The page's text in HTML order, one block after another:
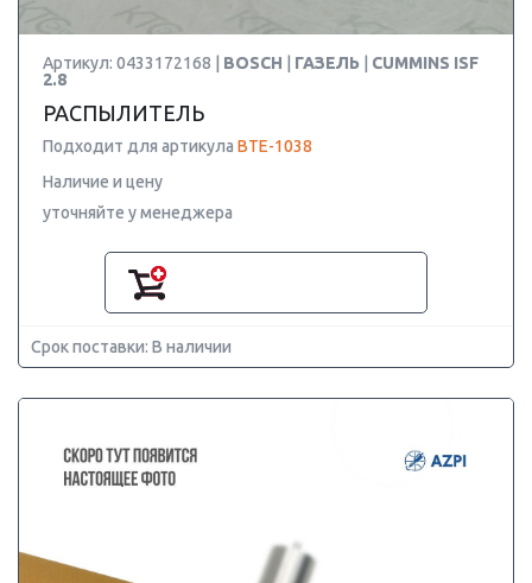
Артикул: 0433172168 | BOSCH ГАЗЕЛЬ
CUMMINS ISF
2.8
РАСПЫЛИТЕЛЬ
Подходит для артикула BTE-1038
Наличие и цену
уточняйте у менеджера
Срок поставки: В наличии